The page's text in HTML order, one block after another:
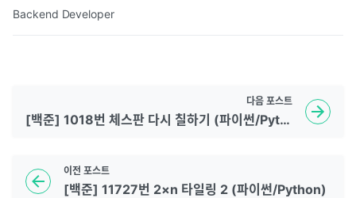
Backend Developer
이전 포스트
[백준] 11727번 2×n 타일링 2 (파이썬/Python)
다음 포스트
[백준] 1018번 체스판 다시 칠하기 (파이썬/Python)